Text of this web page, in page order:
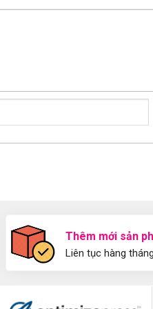
Thêm mới sản
Liên tục hàng